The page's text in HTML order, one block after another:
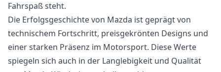
Fahrspaß steht.
Die Erfolgsgeschichte von Mazda ist geprägt von
technischem Fortschritt, preisgekrönten Designs und
einer starken Präsenz im Motorsport. Diese Werte
spiegeln sich auch in der Langlebigkeit und Qualität